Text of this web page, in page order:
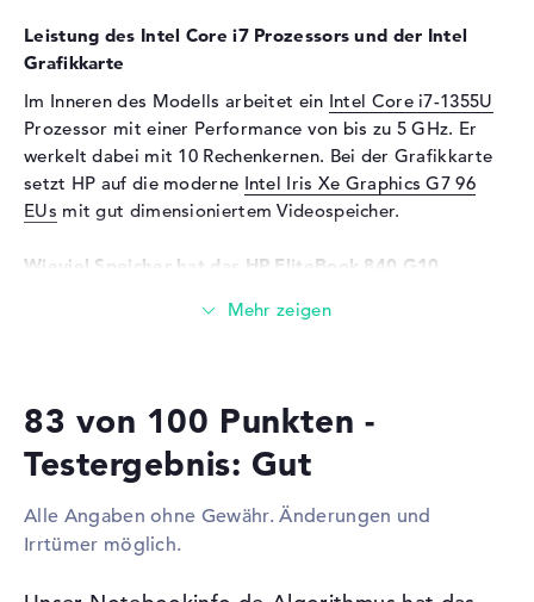
Sensorauflösung
Eingabegeräte
Eingabegeräte
Multi-Touch-Trackpad,
Tastatur
Tastatur
Beleuchtet (hintergrund),
Flüssigkeitsabweisend
Telekommunikation
LTE
802.11b, 802.11g, 802.11n
Bluetooth
5.3
Erweiterung / Konnektivität
Schnittstellen
2 x Thunderbolt 4, 2 x USB 3.1
Leistung des Intel Core i7 Prozessors und der Intel
Grafikkarte
Im Inneren des Modells arbeitet ein Intel Core i7-1355U
Prozessor mit einer Performance von bis zu 5 GHz. Er
werkelt dabei mit 10 Rechenkernen. Bei der Grafikkarte
setzt HP auf die moderne Intel Iris Xe Graphics G7 96
EUs mit gut dimensioniertem Videospeicher.
Wieviel Speicher hat das HP EliteBook 840 G10
erweitern will, kann dies bis maximal 16 GB erledigen.
(8A4H1EA) eine 512 GB SSD Festplatte für eure Dateien.
Diese Schnittstellen und Funkverbindungen sind an
Bord:
Optionales Zusätze kannst du mit dem HP EliteBook 840
83 von 100 Punkten -
Testergebnis: Gut
Alle Angaben ohne Gewähr. Änderungen und
Irrtümer möglich.